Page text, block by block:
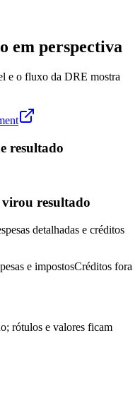
em perspectiva
e o fluxo da DRE mostra
resultado
virou resultado
detalhadas e créditos
e impostosCréditos fora
rótulos e valores ficam